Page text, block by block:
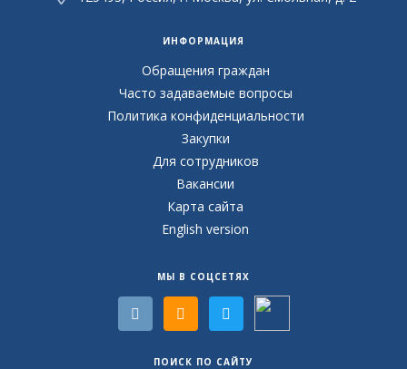
ИНФОРМАЦИЯ
Обращения граждан
Часто задаваемые вопросы
Политика конфиденциальности
Закупки
Для сотрудников
Вакансии
Карта сайта
English version
МЫ В СОЦСЕТЯХ
ПОИСК ПО САЙТУ